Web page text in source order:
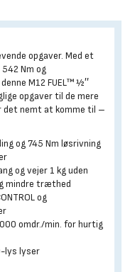
opgaver. Med et
Nm og
M12 FUEL™ ½″
opgaver til de mere
det nemt at komme til –
og 745 Nm løsrivning
og vejer 1 kg uden
mindre træthed
og
omdr./min. for hurtig
lys lyser